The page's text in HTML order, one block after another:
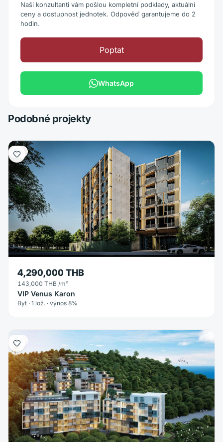
Naši konzultanti vám pošlou kompletní podklady, aktuální
ceny a dostupnost jednotek. Odpověď garantujeme do 2
hodin.
Poptat
WhatsApp
Podobné projekty
Byt
4,290,000 THB
143,000 THB /m²
VIP Venus Karon
Byt · 1 lož. · výnos 8%
Byt